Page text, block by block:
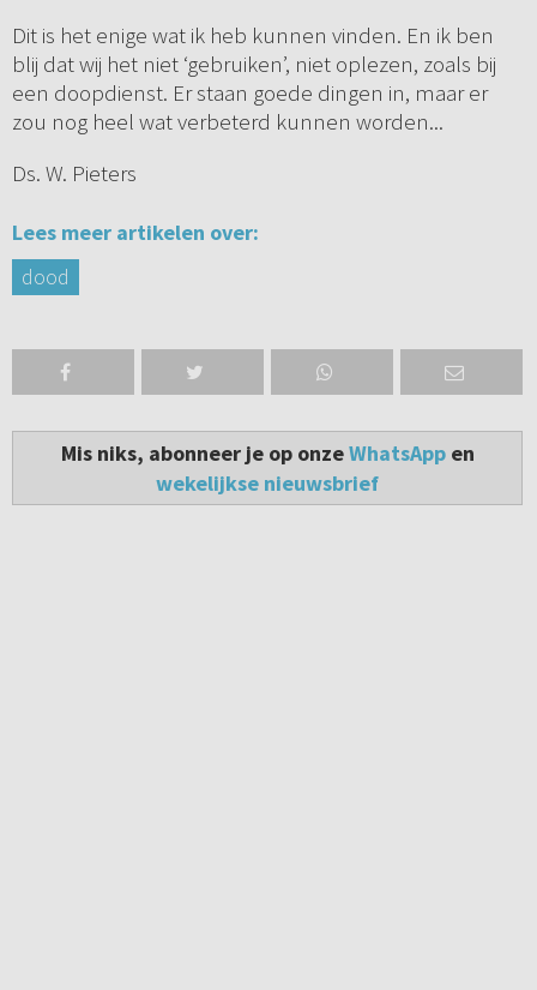
Dit is het enige wat ik heb kunnen vinden. En ik ben
blij dat wij het niet ‘gebruiken’, niet oplezen, zoals bij
een doopdienst. Er staan goede dingen in, maar er
zou nog heel wat verbeterd kunnen worden...
Ds. W. Pieters
Lees meer artikelen over:
dood
Mis niks, abonneer je op onzeWhatsAppen
wekelijkse nieuwsbrief